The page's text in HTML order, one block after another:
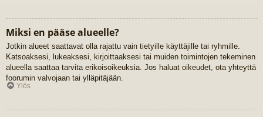
Miksi en pääse alueelle?
Jotkin alueet saattavat olla rajattu vain tietyille käyttäjille tai ryhmille.
Katsoaksesi, lukeaksesi, kirjoittaaksesi tai muiden toimintojen tekeminen
alueella saattaa tarvita erikoisoikeuksia. Jos haluat oikeudet, ota yhteyttä
foorumin valvojaan tai ylläpitäjään.
Ylös